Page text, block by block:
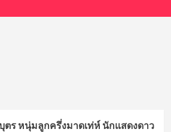
บุตร หนุ่มลูกครึ่งมาดเท่ห์ นักแสดงดาว